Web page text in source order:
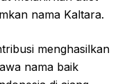
nama Kaltara.
menghasilkan
nama baik